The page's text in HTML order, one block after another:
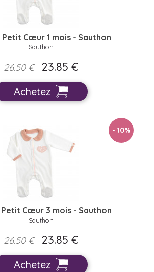
Petit Cœur 1 mois - Sauthon
Sauthon
26.50 € 23.85 €
Achetez
- 10%
Petit Cœur 3 mois - Sauthon
Sauthon
26.50 € 23.85 €
Achetez